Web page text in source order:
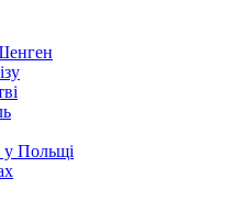
у Польщі